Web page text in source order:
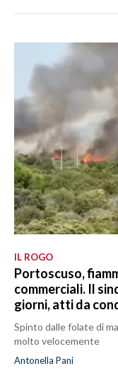
IL ROGO
Portoscuso,
commerciali. Il
giorni, atti da
Spinto dalle folate di
molto velocemente
Antonella Pani